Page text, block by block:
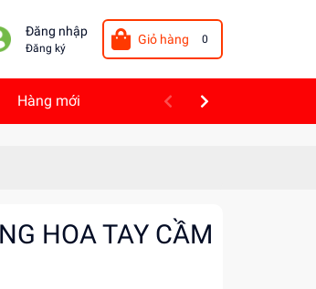
Đăng nhập
Đăng ký
Giỏ hàng 0
Hàng mới
HOA TAY CẦM